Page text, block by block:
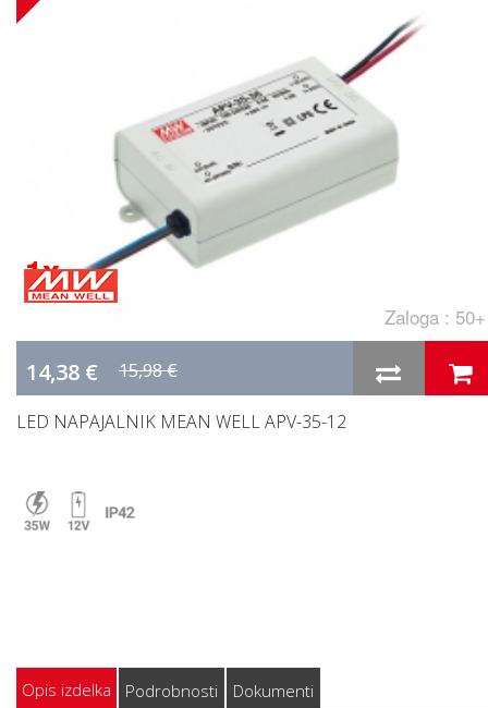
Zaloga : 50+
1 x
14,38 € 15,98 €
LED NAPAJALNIK MEAN WELL APV-35-12
Opis izdelka Podrobnosti Dokumenti